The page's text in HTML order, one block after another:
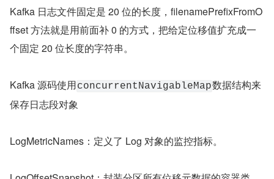
Kafka 日志文件固定是 20 位的长度，filenamePrefixFromO
ffset 方法就是用前面补 0 的方式，把给定位移值扩充成一
个固定 20 位长度的字符串。
Kafka 源码使用concurrentNavigableMap数据结构来
保存日志段对象
LogMetricNames：定义了 Log 对象的监控指标。